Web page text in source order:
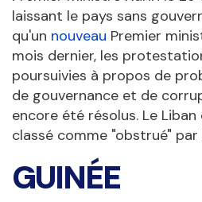
laissant le pays sans
qu'un nouveau Premier
mois dernier, les
poursuivies à propos de
de gouvernance et de
encore été résolus. Le
classé comme "obstrué" par
GUINÉE